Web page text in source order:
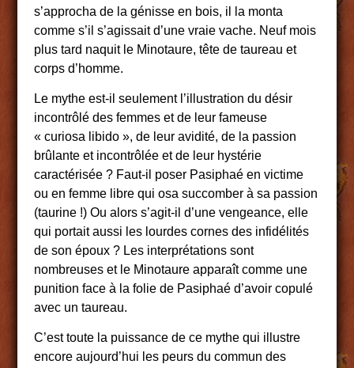
s’approcha de la génisse en bois, il la monta
comme s’il s’agissait d’une vraie vache. Neuf mois
plus tard naquit le Minotaure, tête de taureau et
corps d’homme.
Le mythe est-il seulement l’illustration du désir
incontrôlé des femmes et de leur fameuse
« curiosa libido », de leur avidité, de la passion
brûlante et incontrôlée et de leur hystérie
caractérisée ? Faut-il poser Pasiphaé en victime
ou en femme libre qui osa succomber à sa passion
(taurine !) Ou alors s’agit-il d’une vengeance, elle
qui portait aussi les lourdes cornes des infidélités
de son époux ? Les interprétations sont
nombreuses et le Minotaure apparaît comme une
punition face à la folie de Pasiphaé d’avoir copulé
avec un taureau.
C’est toute la puissance de ce mythe qui illustre
encore aujourd’hui les peurs du commun des